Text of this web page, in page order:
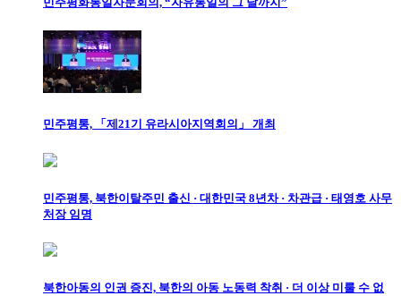
민주평통, 「제21기 유라시아지역회의」 개최
민주평통, 북한이탈주민 출신 · 대한민국 8년차 · 차관급 · 태영호 사무
처장 임명
북한아동의 인권 증진, 북한의 아동 노동력 착취 · 더 이상 미룰 수 없